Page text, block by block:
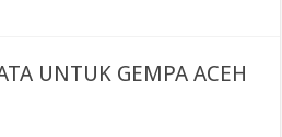
UNTUK GEMPA ACEH